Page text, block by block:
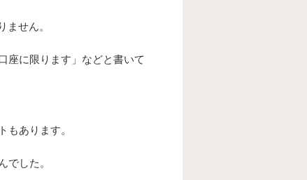
せん。
座に限ります」などと書いて
あります。
した。